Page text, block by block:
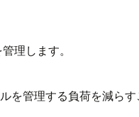
理します。
管理する負荷を減らす